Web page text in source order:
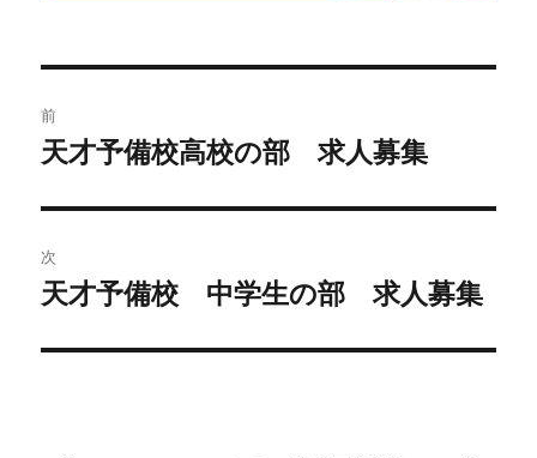
稿
ビ
ゲ
ー
前
前
稿:
天才予備校高校の部 求人募集
次
次
天才予備校 中学生の部 求人募集